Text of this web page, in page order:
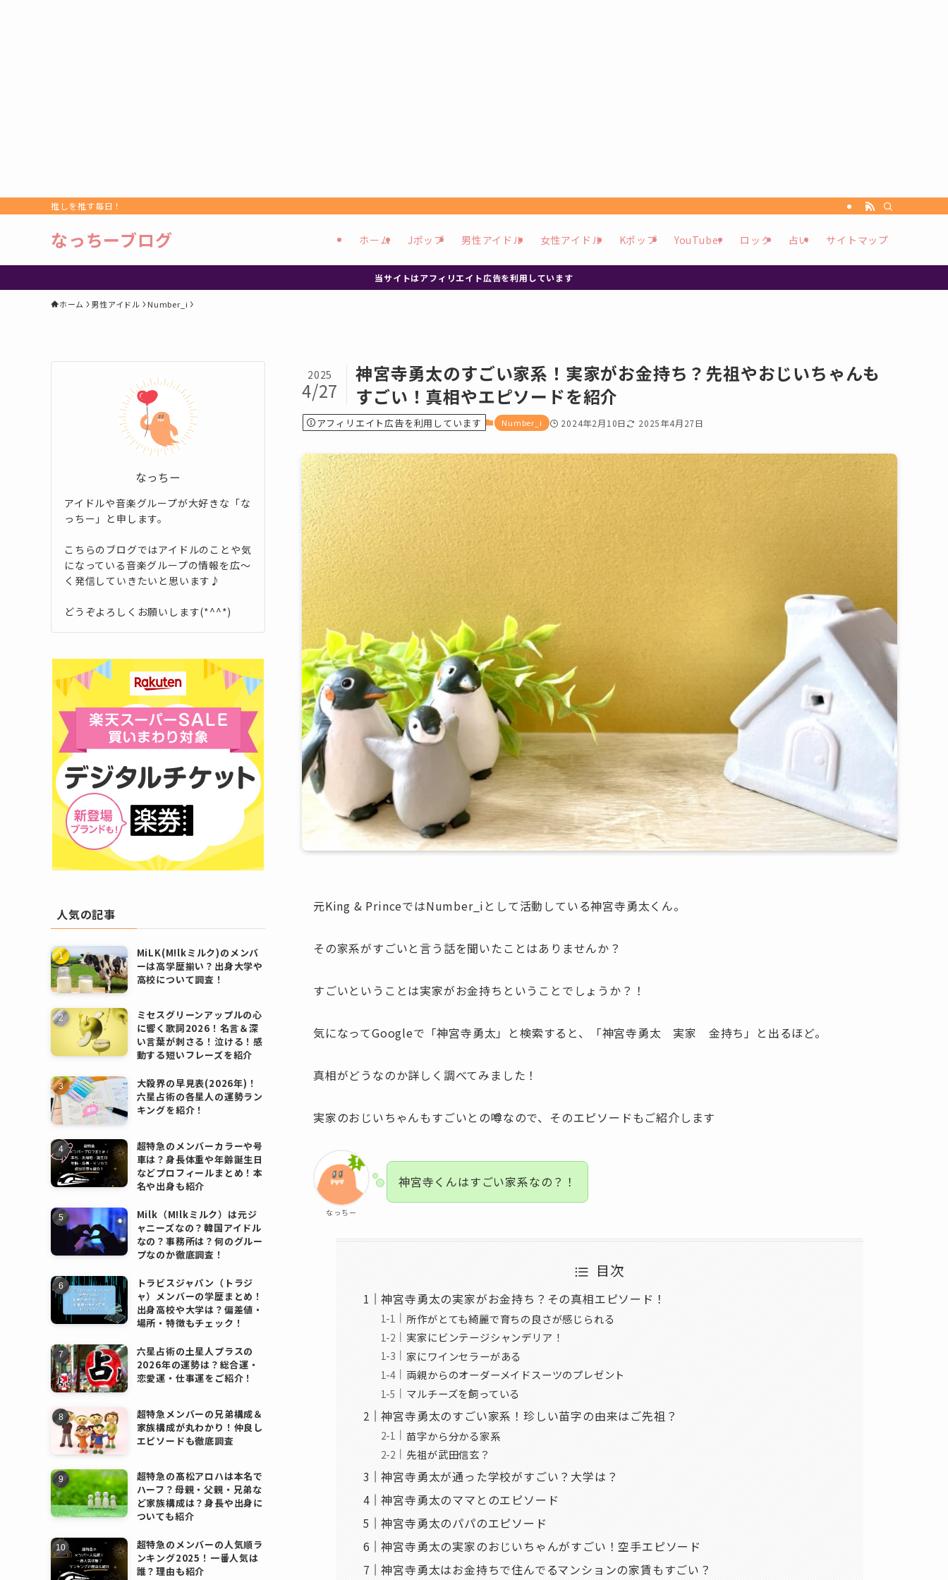
推しを推す毎日！
なっちーブログ ホーム Jポップ 男性アイドル 女性アイドル Kポップ YouTuber ロック 占い サイトマップ
当サイトはアフィリエイト広告を利用しています
ホーム 男性アイドル Number_i
神宮寺勇太のすごい家系！実家がお金持ち？先祖やおじいちゃんも
すごい！真相やエピソードを紹介
2025
4/27
アフィリエイト広告を利用しています Number_i 2024年2月10日 2025年4月27日
元King & PrinceではNumber_iとして活動している神宮寺勇太くん。
その家系がすごいと言う話を聞いたことはありませんか？
すごいということは実家がお金持ちということでしょうか？！
気になってGoogleで「神宮寺勇太」と検索すると、「神宮寺勇太 実家 金持ち」と出るほど。
真相がどうなのか詳しく調べてみました！
実家のおじいちゃんもすごいとの噂なので、そのエピソードもご紹介します
なっちー
神宮寺くんはすごい家系なの？！
目次
神宮寺勇太の実家がお金持ち？その真相エピソード！
所作がとても綺麗で育ちの良さが感じられる
実家にビンテージシャンデリア！
家にワインセラーがある
両親からのオーダーメイドスーツのプレゼント
マルチーズを飼っている
神宮寺勇太のすごい家系！珍しい苗字の由来はご先祖？
苗字から分かる家系
先祖が武田信玄？
神宮寺勇太が通った学校がすごい？大学は？
神宮寺勇太のママとのエピソード
神宮寺勇太のパパのエピソード
神宮寺勇太の実家のおじいちゃんがすごい！空手エピソード
神宮寺勇太はお金持ちで住んでるマンションの家賃もすごい？
なっちー
アイドルや音楽グループが大好きな「な
っちー」と申します。
こちらのブログではアイドルのことや気
になっている音楽グループの情報を広～
く発信していきたいと思います♪
どうぞよろしくお願いします(*^^*)
人気の記事
MiLK(M!lkミルク)のメンバ
ーは高学歴揃い？出身大学や
高校について調査！
ミセスグリーンアップルの心
に響く歌詞2026！名言＆深
い言葉が刺さる！泣ける！感
動する短いフレーズを紹介
大殺界の早見表(2026年)！
六星占術の各星人の運勢ラン
キングを紹介！
超特急のメンバーカラーや号
車は？身長体重や年齢誕生日
などプロフィールまとめ！本
名や出身も紹介
Milk（M!lkミルク）は元ジ
ャニーズなの？韓国アイドル
なの？事務所は？何のグルー
プなのか徹底調査！
トラビスジャパン（トラジ
ャ）メンバーの学歴まとめ！
出身高校や大学は？偏差値・
場所・特徴もチェック！
六星占術の土星人プラスの
2026年の運勢は？総合運・
恋愛運・仕事運をご紹介！
超特急メンバーの兄弟構成＆
家族構成が丸わかり！仲良し
エピソードも徹底調査
超特急の髙松アロハは本名で
ハーフ？母親・父親・兄弟な
ど家族構成は？身長や出身に
ついても紹介
超特急のメンバーの人気順ラ
ンキング2025！一番人気は
誰？理由も紹介